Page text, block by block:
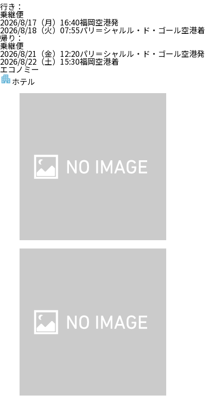
行き ：
乗継便
2026/8/17（月） 16:40福岡空港発
2026/8/18（火） 07:55パリ＝シャルル・ド・ゴール空港着
帰り ：
乗継便
2026/8/21（金） 12:20パリ＝シャルル・ド・ゴール空港発
2026/8/22（土） 15:30福岡空港着
エコノミー
ホテル